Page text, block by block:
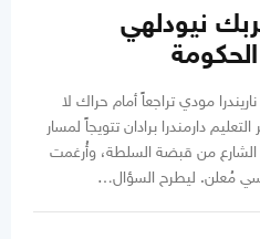
نيودلهي
مودي تراجعاً أمام حراك لا
دارمندرا برادان تتويجاً لمسار
الشارع من قبضة السلطة، وأُرغمت
مُعلن. ليطرح السؤال…